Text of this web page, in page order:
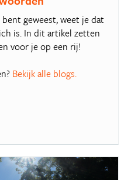
geweest, weet je dat
is. In dit artikel zetten
voor je op een rij!
Bekijk alle blogs.